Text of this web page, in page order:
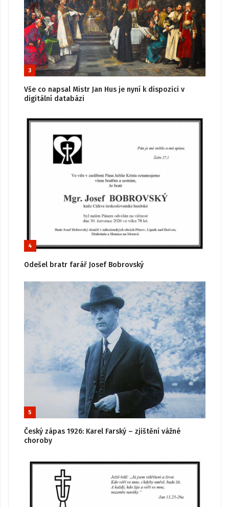
3
Vše co napsal Mistr Jan Hus je nyní k dispozici v
digitální databázi
4
Odešel bratr farář Josef Bobrovský
5
Český zápas 1926: Karel Farský – zjištění vážné
choroby